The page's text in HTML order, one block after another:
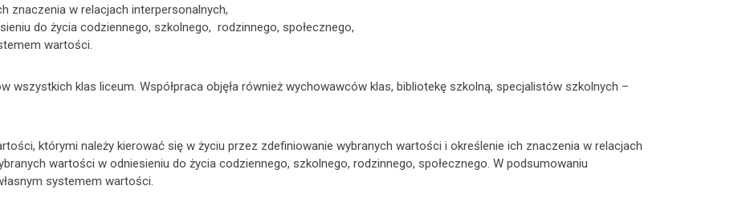
znaczenia w relacjach interpersonalnych,
do życia codziennego, szkolnego, rodzinnego, społecznego,
wartości.
wszystkich klas liceum. Współpraca objęła również wychowawców klas, bibliotekę szkolną, specjalistów szkolnych –
którymi należy kierować się w życiu przez zdefiniowanie wybranych wartości i określenie ich znaczenia w relacjach
wartości w odniesieniu do życia codziennego, szkolnego, rodzinnego, społecznego. W podsumowaniu
systemem wartości.